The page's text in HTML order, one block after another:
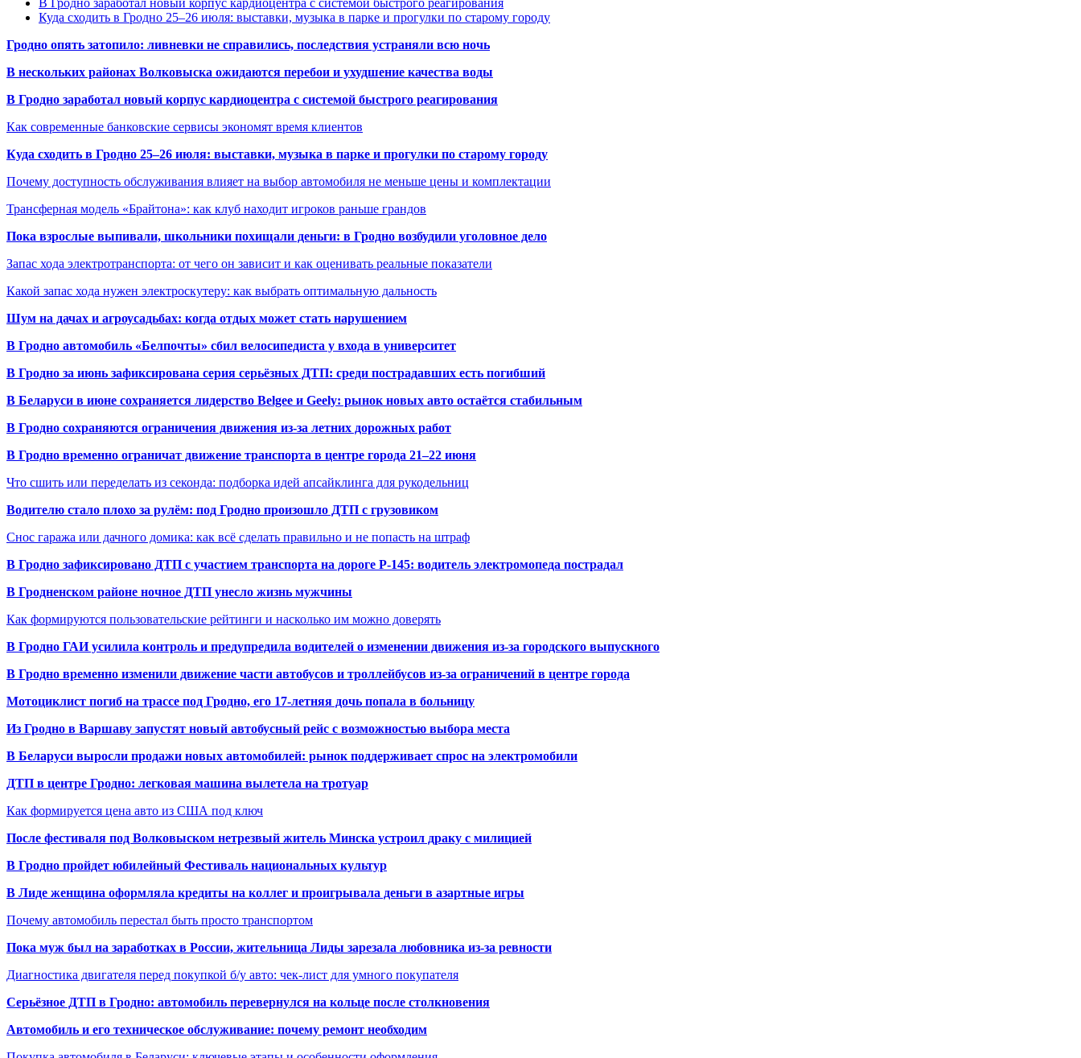
Куда сходить в Гродно 25–26 июля: выставки, музыка в парке и прогулки по старому городу
Гродно опять затопило: ливневки не справились, последствия устраняли всю ночь
В нескольких районах Волковыска ожидаются перебои и ухудшение качества воды
В Гродно заработал новый корпус кардиоцентра с системой быстрого реагирования
Как современные банковские сервисы экономят время клиентов
Куда сходить в Гродно 25–26 июля: выставки, музыка в парке и прогулки по старому городу
Почему доступность обслуживания влияет на выбор автомобиля не меньше цены и комплектации
Трансферная модель «Брайтона»: как клуб находит игроков раньше грандов
Пока взрослые выпивали, школьники похищали деньги: в Гродно возбудили уголовное дело
Запас хода электротранспорта: от чего он зависит и как оценивать реальные показатели
Какой запас хода нужен электроскутеру: как выбрать оптимальную дальность
Шум на дачах и агроусадьбах: когда отдых может стать нарушением
В Гродно автомобиль «Белпочты» сбил велосипедиста у входа в университет
В Гродно за июнь зафиксирована серия серьёзных ДТП: среди пострадавших есть погибший
В Беларуси в июне сохраняется лидерство Belgee и Geely: рынок новых авто остаётся стабильным
В Гродно сохраняются ограничения движения из-за летних дорожных работ
В Гродно временно ограничат движение транспорта в центре города 21–22 июня
Что сшить или переделать из секонда: подборка идей апсайклинга для рукодельниц
Водителю стало плохо за рулём: под Гродно произошло ДТП с грузовиком
Снос гаража или дачного домика: как всё сделать правильно и не попасть на штраф
В Гродно зафиксировано ДТП с участием транспорта на дороге Р-145: водитель электромопеда пострадал
В Гродненском районе ночное ДТП унесло жизнь мужчины
Как формируются пользовательские рейтинги и насколько им можно доверять
В Гродно ГАИ усилила контроль и предупредила водителей о изменении движения из-за городского выпускного
В Гродно временно изменили движение части автобусов и троллейбусов из-за ограничений в центре города
Мотоциклист погиб на трассе под Гродно, его 17-летняя дочь попала в больницу
Из Гродно в Варшаву запустят новый автобусный рейс с возможностью выбора места
В Беларуси выросли продажи новых автомобилей: рынок поддерживает спрос на электромобили
ДТП в центре Гродно: легковая машина вылетела на тротуар
Как формируется цена авто из США под ключ
После фестиваля под Волковыском нетрезвый житель Минска устроил драку с милицией
В Гродно пройдет юбилейный Фестиваль национальных культур
В Лиде женщина оформляла кредиты на коллег и проигрывала деньги в азартные игры
Почему автомобиль перестал быть просто транспортом
Пока муж был на заработках в России, жительница Лиды зарезала любовника из-за ревности
Диагностика двигателя перед покупкой б/у авто: чек-лист для умного покупателя
Серьёзное ДТП в Гродно: автомобиль перевернулся на кольце после столкновения
Автомобиль и его техническое обслуживание: почему ремонт необходим